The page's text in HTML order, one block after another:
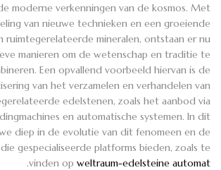
moderne verkenningen van de kosmos. Met
van nieuwe technieken en een groeiende
ruimtegerelateerde mineralen, ontstaan er nu
manieren om de wetenschap en traditie te
Een opvallend voorbeeld hiervan is de
van het verzamelen en verhandelen van
edelstenen, zoals het aanbod via
en automatische systemen. In dit
diep in de evolutie van dit fenomeen en de
gespecialiseerde platforms bieden, zoals te
vinden op weltraum-edelsteine automat
.